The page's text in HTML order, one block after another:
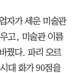
자가 세운 미술관
고, 미술관 이름
꿨다. 파리 오르
대 화가 90점을